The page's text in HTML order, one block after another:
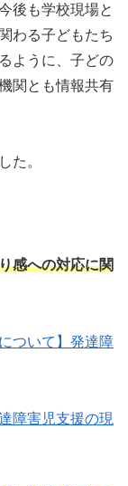
後も学校現場と
わる子どもたち
ように、子どの
関とも情報共有
た。
感への対応に関
ついて】発達障
障害児支援の現